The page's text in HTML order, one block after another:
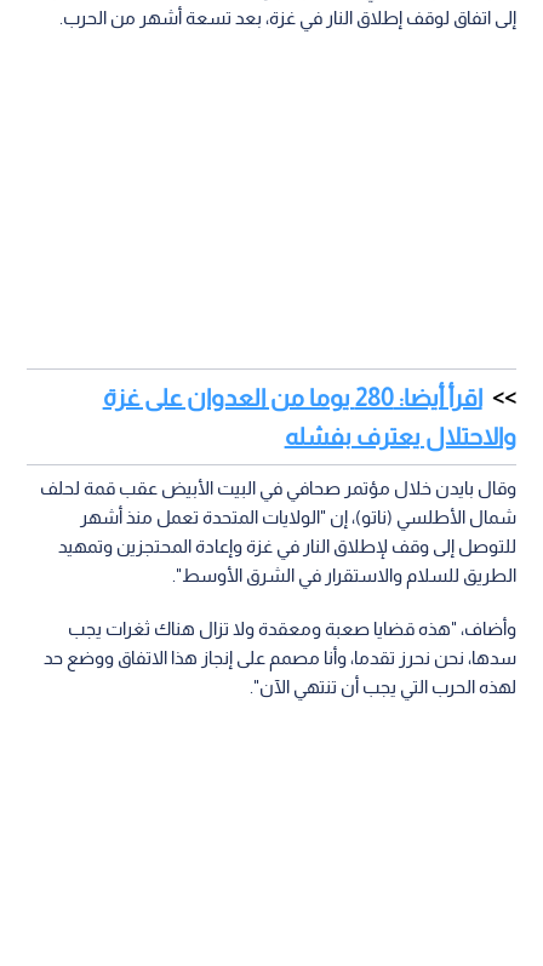
إلى اتفاق لوقف إطلاق النار في غزة، بعد تسعة أشهر من الحرب.
اقرأ أيضا: 280 يوما من العدوان على غزة
والاحتلال يعترف بفشله
وقال بايدن خلال مؤتمر صحافي في البيت الأبيض عقب قمة لحلف
شمال الأطلسي (ناتو)، إن "الولايات المتحدة تعمل منذ أشهر
للتوصل إلى وقف لإطلاق النار في غزة وإعادة المحتجزين وتمهيد
الطريق للسلام والاستقرار في الشرق الأوسط".
وأضاف، "هذه قضايا صعبة ومعقدة ولا تزال هناك ثغرات يجب
سدها، نحن نحرز تقدما، وأنا مصمم على إنجاز هذا الاتفاق ووضع حد
لهذه الحرب التي يجب أن تنتهي الآن".